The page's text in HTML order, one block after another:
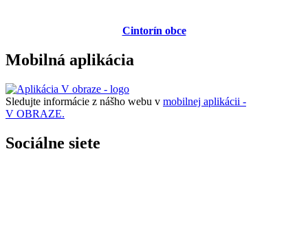
Cintorín obce
Mobilná aplikácia
Sledujte informácie z nášho webu v mobilnej aplikácii -
V OBRAZE.
Sociálne siete